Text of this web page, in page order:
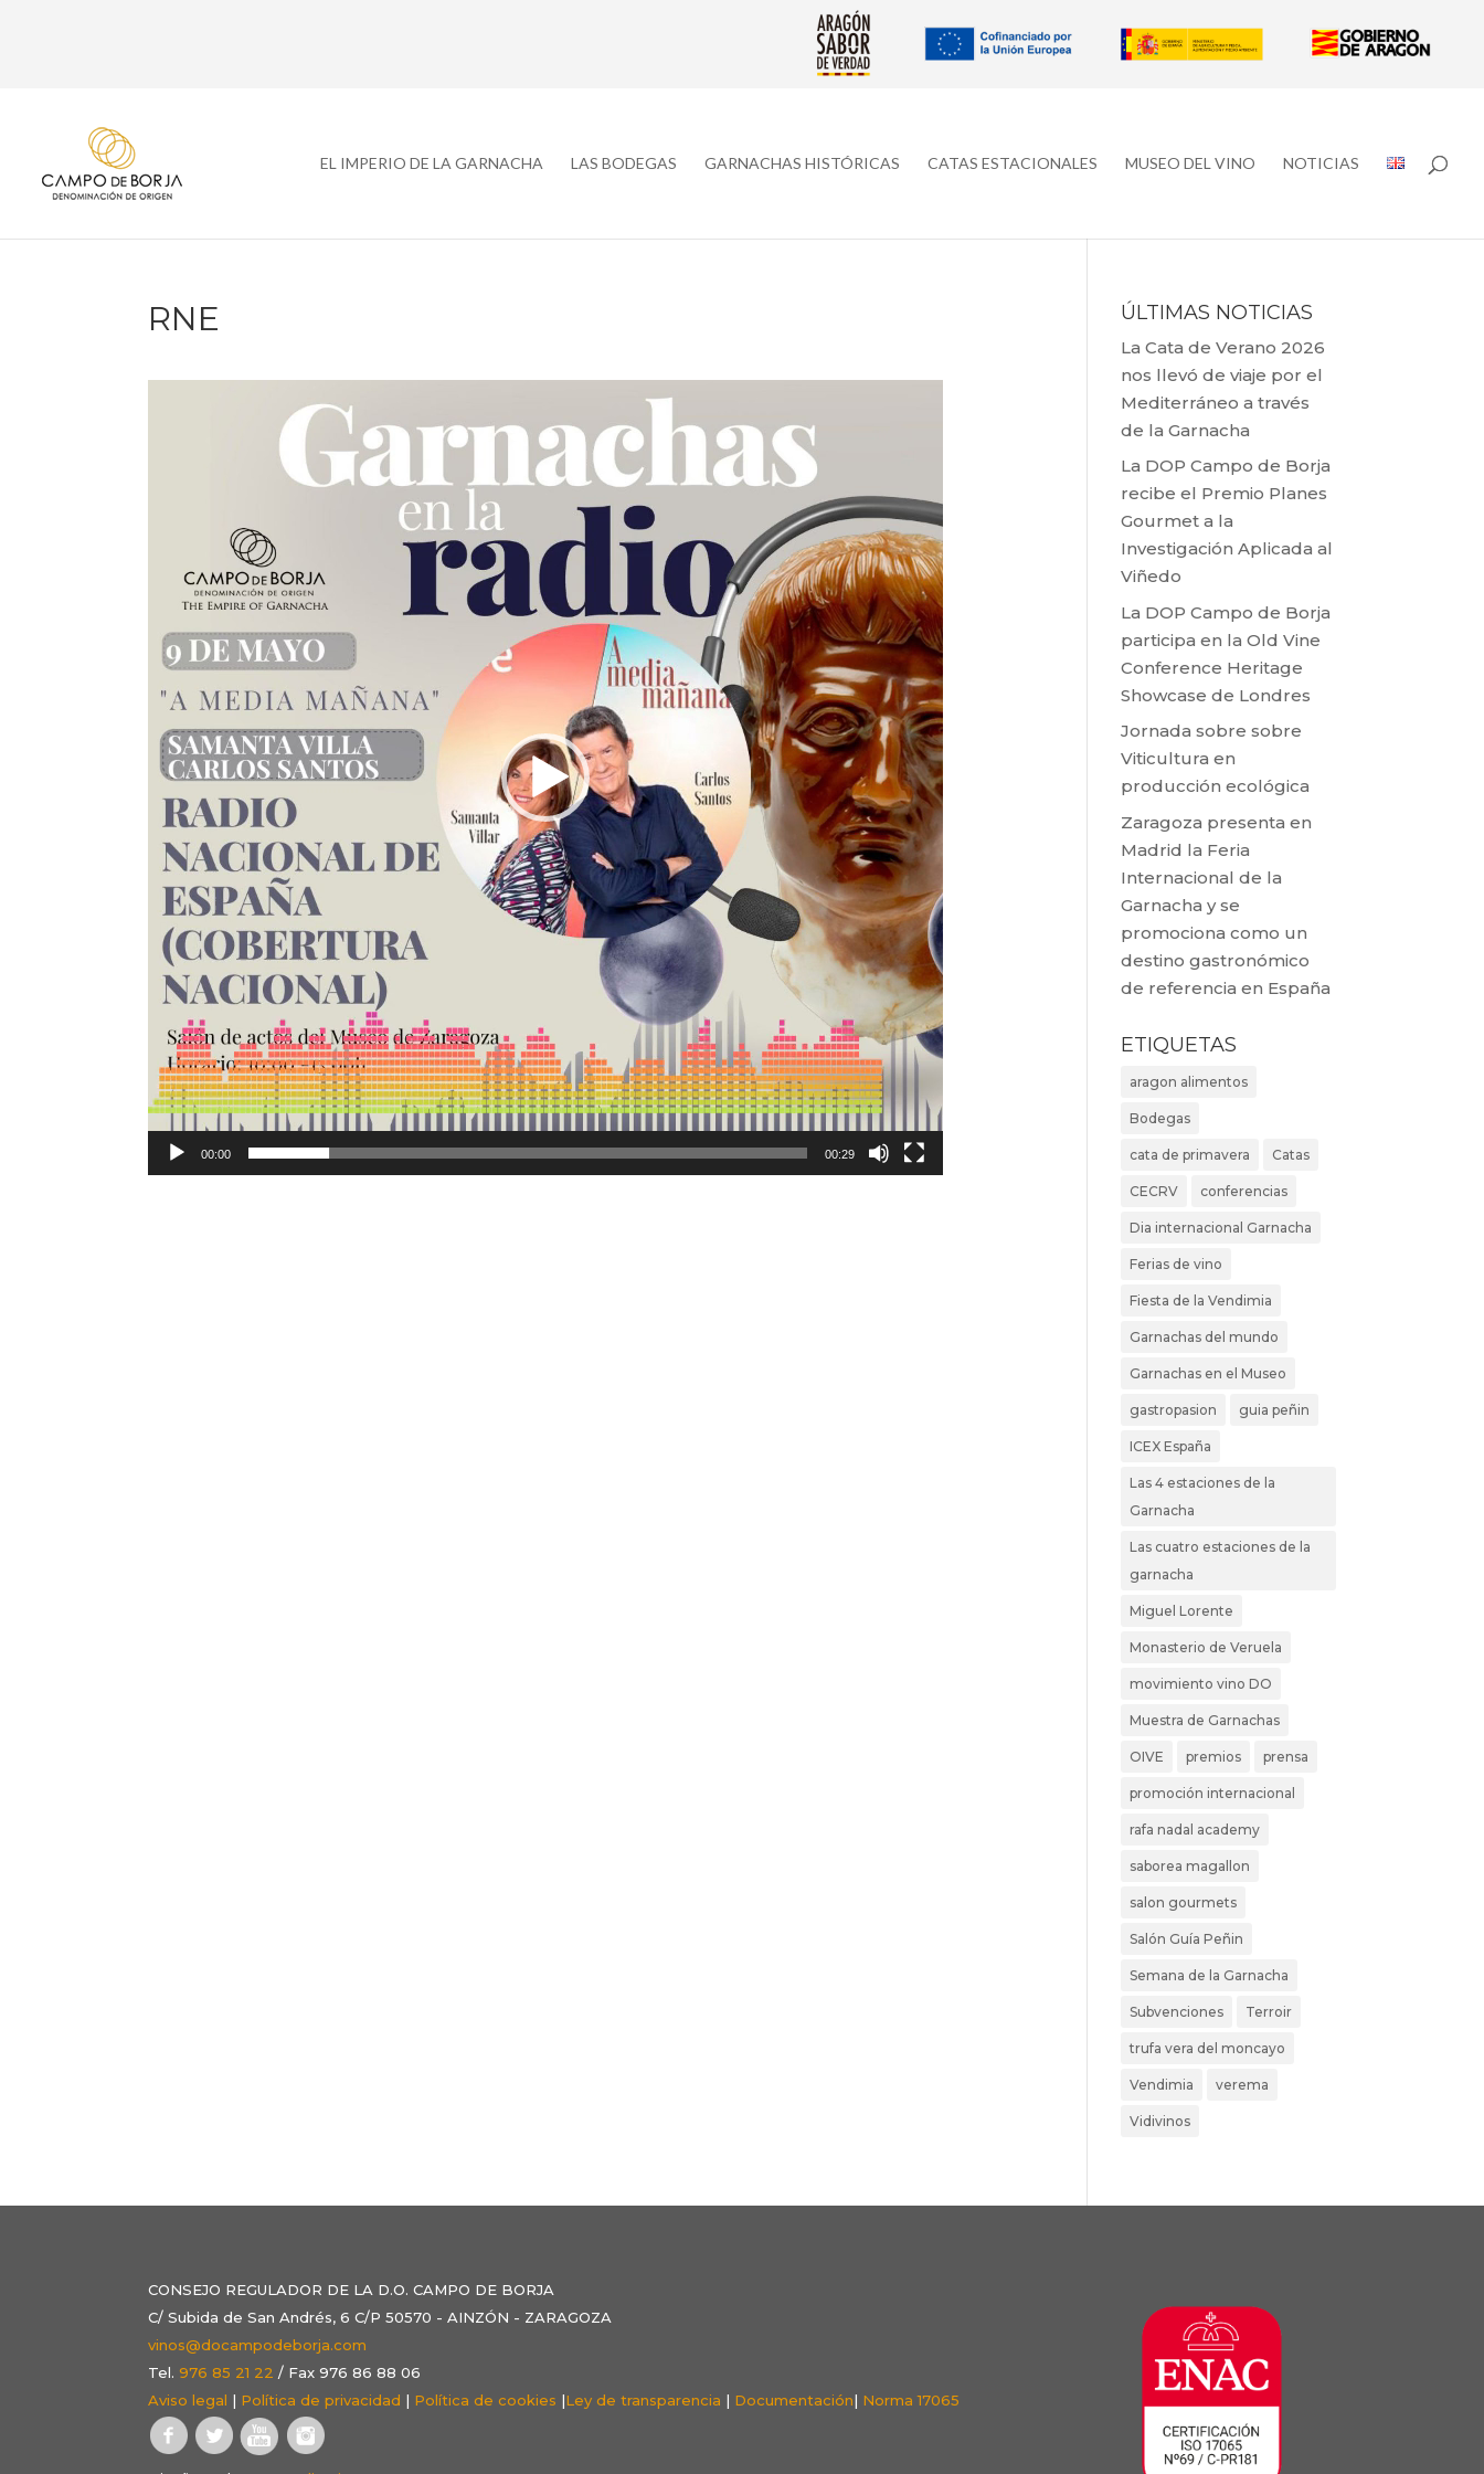
EL IMPERIO DE LA GARNACHA LAS BODEGAS GARNACHAS HISTÓRICAS CATAS ESTACIONALES MUSEO DEL VINO NOTICIAS
RNE
00:00 00:29
ÚLTIMAS NOTICIAS
La Cata de Verano 2026
nos llevó de viaje por el
Mediterráneo a través
de la Garnacha
La DOP Campo de Borja
recibe el Premio Planes
Gourmet a la
Investigación Aplicada al
Viñedo
La DOP Campo de Borja
participa en la Old Vine
Conference Heritage
Showcase de Londres
Jornada sobre sobre
Viticultura en
producción ecológica
Zaragoza presenta en
Madrid la Feria
Internacional de la
Garnacha y se
promociona como un
destino gastronómico
de referencia en España
ETIQUETAS
aragon alimentos
Bodegas
cata de primavera Catas
CECRV conferencias
Dia internacional Garnacha
Ferias de vino
Fiesta de la Vendimia
Garnachas del mundo
Garnachas en el Museo
gastropasion guia peñin
ICEX España
Las 4 estaciones de la
Garnacha
Las cuatro estaciones de la
garnacha
Miguel Lorente
Monasterio de Veruela
movimiento vino DO
Muestra de Garnachas
OIVE premios prensa
promoción internacional
rafa nadal academy
saborea magallon
salon gourmets
Salón Guía Peñin
Semana de la Garnacha
Subvenciones Terroir
trufa vera del moncayo
Vendimia verema
Vidivinos
CONSEJO REGULADOR DE LA D.O. CAMPO DE BORJA
C/ Subida de San Andrés, 6 C/P 50570 - AINZÓN - ZARAGOZA
vinos@docampodeborja.com
Tel.976 85 21 22 / Fax 976 86 88 06
Aviso legal | Política de privacidad | Política de cookies |Ley de transparencia | Documentación| Norma 17065